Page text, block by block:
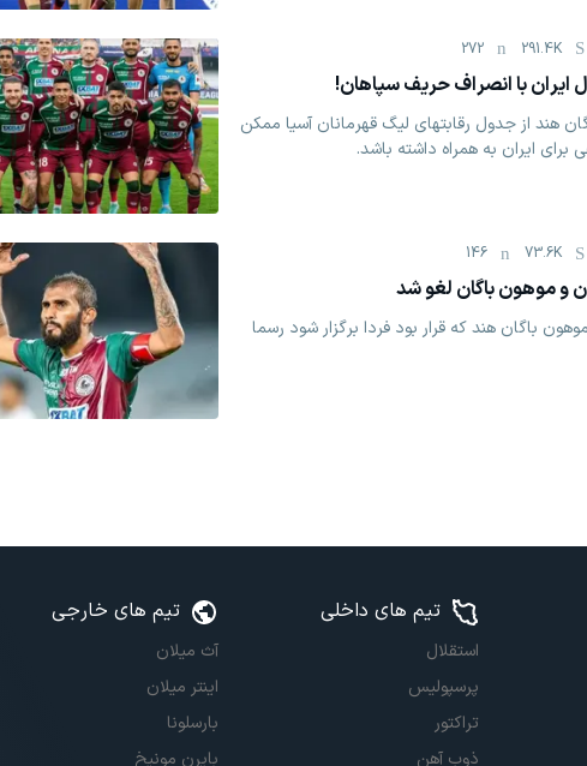
291.4K
272
ایران با انصراف حریف سپاهان!
هند از جدول رقابتهای لیگ قهرمانان آسیا ممکن
ایران به همراه داشته باشد.
73.6K
146
و موهون باگان لغو شد
باگان هند که قرار بود فردا برگزار شود رسما
تیم های داخلی
استقلال
پرسپولیس
تراکتور
ذوب آهن
تیم های خارجی
آث میلان
اینتر میلان
بارسلونا
بایرن مونیخ